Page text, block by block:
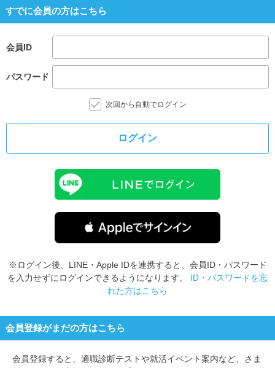
すでに会員の方はこちら
会員ID
パスワード
次回から自動でログイン
ログイン
※ログイン後、LINE・Apple IDを連携すると、会員ID・パスワード
を入力せずにログインできるようになります。 ID・パスワードを忘
れた方はこちら
会員登録がまだの方はこちら
会員登録すると、 適職診断テストや就活イベント案内など、さま